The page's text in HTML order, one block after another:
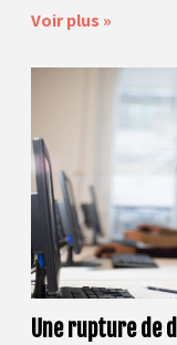
Voir plus »
Une rupture de